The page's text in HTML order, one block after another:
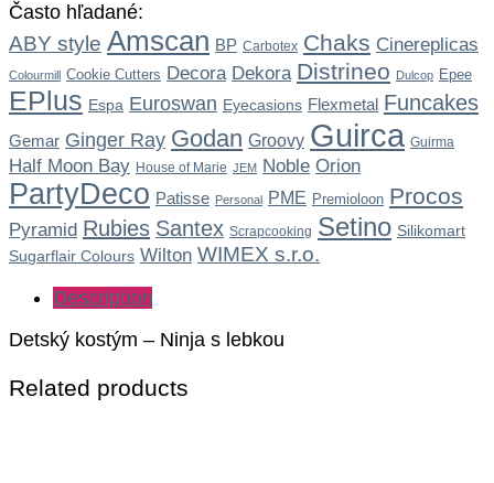
Často hľadané:
ABY style Amscan BP Carbotex Chaks Cinereplicas
Colourmill Cookie Cutters Decora Dekora Distrineo Dulcop Epee
EPlus Espa Euroswan Eyecasions Flexmetal Funcakes
Gemar Ginger Ray Godan Groovy Guirca Guirma
Half Moon Bay House of Marie JEM Noble Orion
PartyDeco Patisse Personal PME Premioloon Procos
Pyramid Rubies Santex Scrapcooking Setino Silikomart
Sugarflair Colours Wilton WIMEX s.r.o.
Description
Detský kostým – Ninja s lebkou
Related products